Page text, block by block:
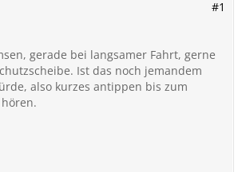
#1
gerade bei langsamer Fahrt, gerne
Ist das noch jemandem
also kurzes antippen bis zum